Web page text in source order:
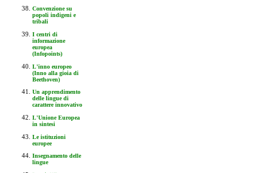
Convenzione su
popoli indigeni e
tribali
I centri di
informazione
europea
(Infopoints)
L'inno europeo
(Inno alla gioia di
Beethoven)
Un apprendimento
delle lingue di
carattere innovativo
L'Unione Europea
in sintesi
Le istituzioni
europee
Insegnamento delle
lingue